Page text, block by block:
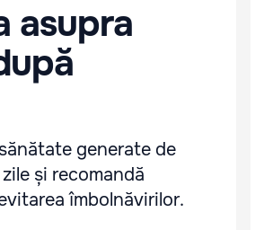
asupra
generate de
și recomandă
îmbolnăvirilor.